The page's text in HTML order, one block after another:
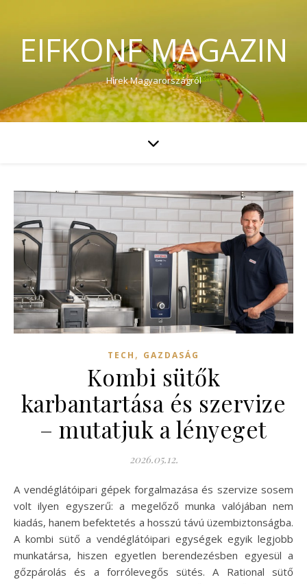
EIFKONF MAGAZIN
Hírek Magyarországról
TECH , GAZDASÁG
Kombi sütők
karbantartása és szervize
– mutatjuk a lényeget
2026.05.12.
A vendéglátóipari gépek forgalmazása és szervize sosem
volt ilyen egyszerű: a megelőző munka valójában nem
kiadás, hanem befektetés a hosszú távú üzembiztonságba.
A kombi sütő a vendéglátóipari egységek egyik legjobb
munkatársa, hiszen egyetlen berendezésben egyesül a
gőzpárolás és a forrólevegős sütés. A Rational sütő